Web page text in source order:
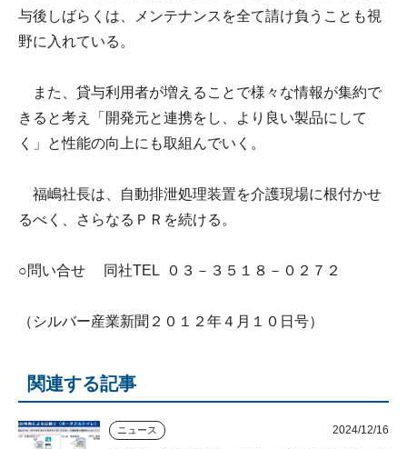
与後しばらくは、メンテナンスを全て請け負うことも視
野に入れている。
また、貸与利用者が増えることで様々な情報が集約で
きると考え「開発元と連携をし、より良い製品にして
く」と性能の向上にも取組んでいく。
福嶋社長は、自動排泄処理装置を介護現場に根付かせ
るべく、さらなるＰＲを続ける。
○問い合せ 同社TEL ０３－３５１８－０２７２
（シルバー産業新聞２０１２年４月１０日号）
関連する記事
ニュース 2024/12/16